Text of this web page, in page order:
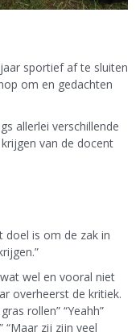
sportief af te sluiten
om en gedachten
allerlei verschillende
van de docent
doel is om de zak in
wel en vooral niet
overheerst de kritiek.
rollen” “Yeahh”
“Maar zij zijn veel